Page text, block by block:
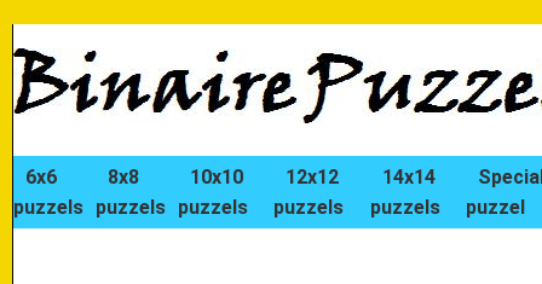
6x6
puzzels
8x8
puzzels
10x10
puzzels
12x12
puzzels
14x14
puzzels
puzzel